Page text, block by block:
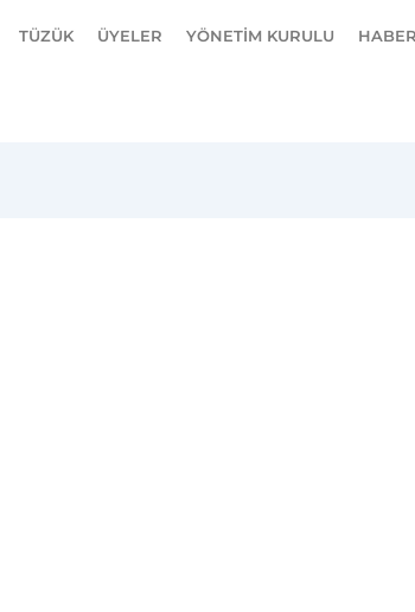
TÜZÜK ÜYELER YÖNETİM KURULU